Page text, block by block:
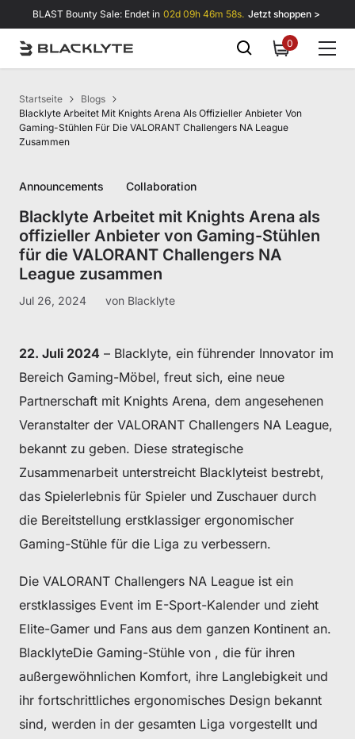
Zum Inhalt springen
BLAST Bounty Sale: Endet in 02d 09h 46m 58s. Jetzt shoppen >
00
items
Startseite
Blogs
Blacklyte Arbeitet Mit Knights Arena Als Offizieller Anbieter Von
Gaming-Stühlen Für Die VALORANT Challengers NA League
Zusammen
Announcements Collaboration
Blacklyte Arbeitet mit Knights Arena als
offizieller Anbieter von Gaming-Stühlen
für die VALORANT Challengers NA
League zusammen
Jul 26, 2024 von Blacklyte
22. Juli 2024 – Blacklyte, ein führender Innovator im
Bereich Gaming-Möbel, freut sich, eine neue
Partnerschaft mit Knights Arena, dem angesehenen
Veranstalter der VALORANT Challengers NA League,
bekannt zu geben. Diese strategische
Zusammenarbeit unterstreicht Blacklyteist bestrebt,
das Spielerlebnis für Spieler und Zuschauer durch
die Bereitstellung erstklassiger ergonomischer
Gaming-Stühle für die Liga zu verbessern.
Die VALORANT Challengers NA League ist ein
erstklassiges Event im E-Sport-Kalender und zieht
Elite-Gamer und Fans aus dem ganzen Kontinent an.
BlacklyteDie Gaming-Stühle von , die für ihren
außergewöhnlichen Komfort, ihre Langlebigkeit und
ihr fortschrittliches ergonomisches Design bekannt
sind, werden in der gesamten Liga vorgestellt und